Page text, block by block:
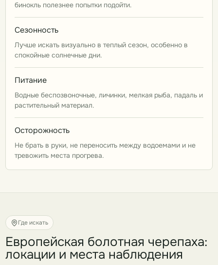
бинокль полезнее попытки подойти.
Сезонность
Лучше искать визуально в теплый сезон, особенно в
спокойные солнечные дни.
Питание
Водные беспозвоночные, личинки, мелкая рыба, падаль и
растительный материал.
Осторожность
Не брать в руки, не переносить между водоемами и не
тревожить места прогрева.
Где искать
Европейская болотная черепаха:
локации и места наблюдения